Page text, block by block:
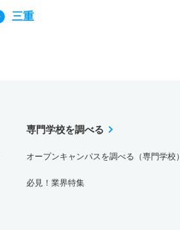
三重
専門学校を調べる
オープンキャンパスを調べる（専門学校）
必見！業界特集